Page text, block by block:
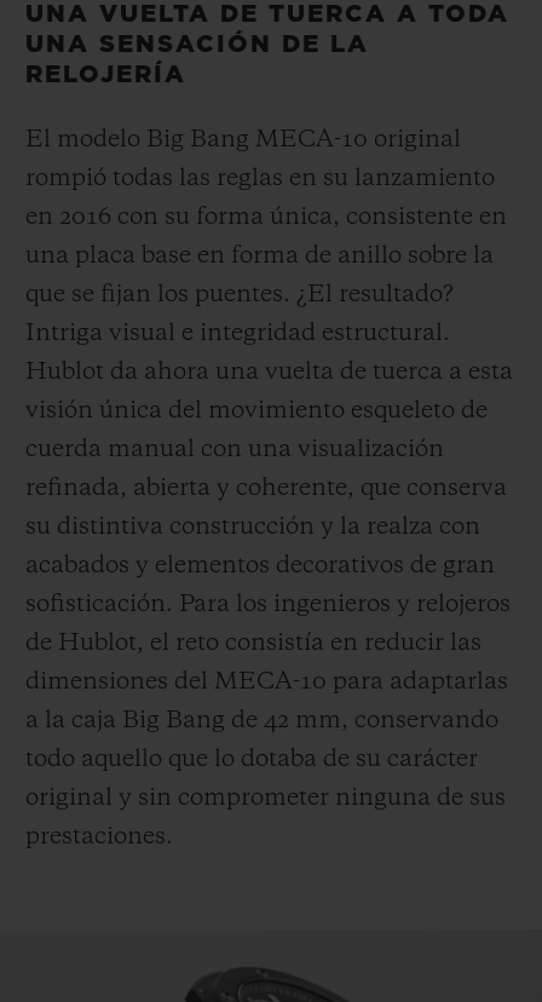
UNA VUELTA DE TUERCA A TODA
UNA SENSACIÓN DE LA
RELOJERÍA
El modelo Big Bang MECA-10 original
rompió todas las reglas en su lanzamiento
en 2016 con su forma única, consistente en
una placa base en forma de anillo sobre la
que se fijan los puentes. ¿El resultado?
Intriga visual e integridad estructural.
Hublot da ahora una vuelta de tuerca a esta
visión única del movimiento esqueleto de
cuerda manual con una visualización
refinada, abierta y coherente, que conserva
su distintiva construcción y la realza con
acabados y elementos decorativos de gran
sofisticación. Para los ingenieros y relojeros
de Hublot, el reto consistía en reducir las
dimensiones del MECA-10 para adaptarlas
a la caja Big Bang de 42 mm, conservando
todo aquello que lo dotaba de su carácter
original y sin comprometer ninguna de sus
prestaciones.